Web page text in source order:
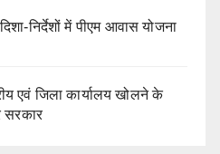
निर्देशों में पीएम आवास योजना
एवं जिला कार्यालय खोलने के
सरकार